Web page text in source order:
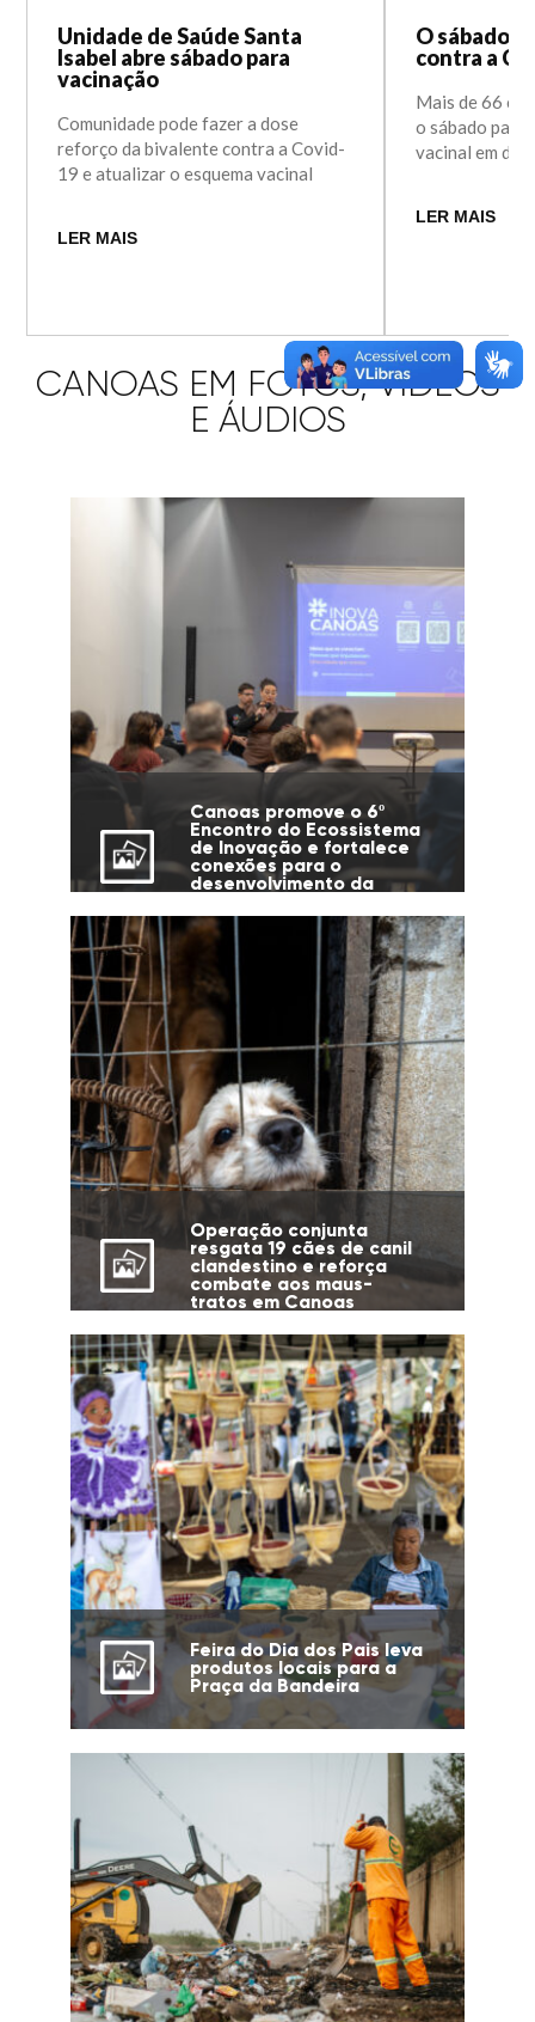
Unidade de Saúde Santa
Isabel abre sábado para
vacinação
Comunidade pode fazer a dose
reforço da bivalente contra a Covid-
19 e atualizar o esquema vacinal
LER MAIS
O sábado
contra a
Mais de 66
o sábado para
vacinal em dia
LER MAIS
CANOAS EM FOTOS, VÍDEOS
E ÁUDIOS
Canoas promove o 6º
Encontro do Ecossistema
de Inovação e fortalece
conexões para o
desenvolvimento da
Operação conjunta
resgata 19 cães de canil
clandestino e reforça
combate aos maus-
tratos em Canoas
Feira do Dia dos Pais leva
produtos locais para a
Praça da Bandeira